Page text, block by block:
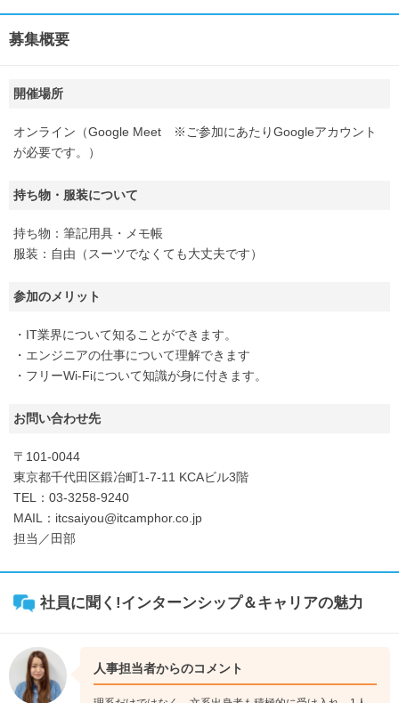
募集概要
開催場所
オンライン（Google Meet ※ご参加にあたりGoogleアカウント
が必要です。）
持ち物・服装について
持ち物：筆記用具・メモ帳
服装：自由（スーツでなくても大丈夫です）
参加のメリット
・IT業界について知ることができます。
・エンジニアの仕事について理解できます
・フリーWi-Fiについて知識が身に付きます。
お問い合わせ先
〒101-0044
東京都千代田区鍛冶町1-7-11 KCAビル3階
TEL：03-3258-9240
MAIL：itcsaiyou@itcamphor.co.jp
担当／田部
社員に聞く!インターンシップ＆キャリアの魅力
人事担当者からのコメント